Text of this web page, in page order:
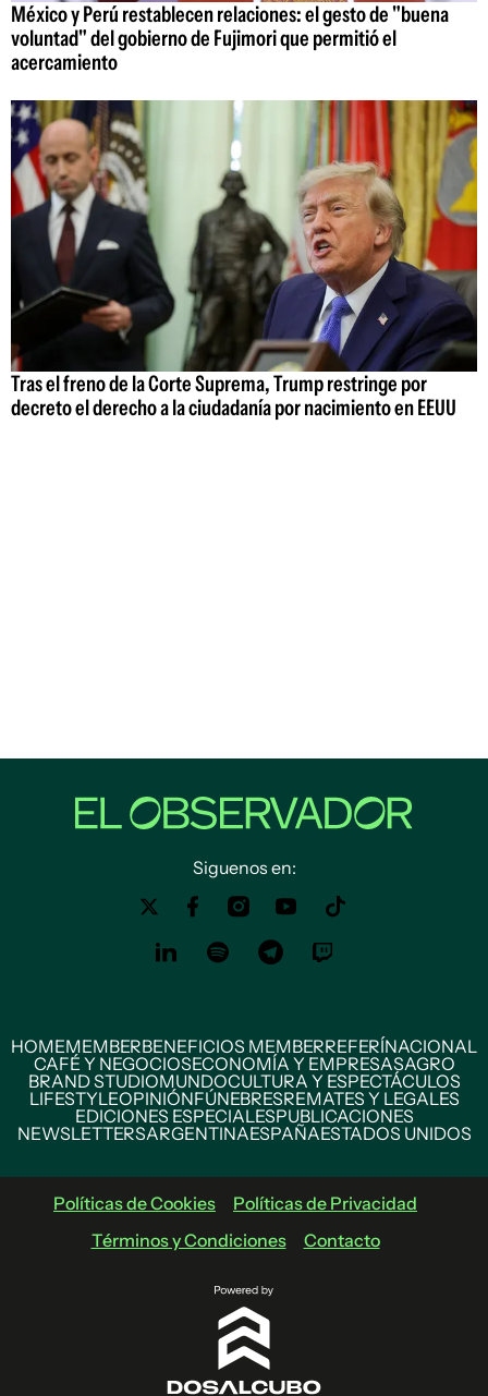
México y Perú restablecen relaciones: el gesto de "buena
voluntad" del gobierno de Fujimori que permitió el
acercamiento
Tras el freno de la Corte Suprema, Trump restringe por
decreto el derecho a la ciudadanía por nacimiento en EEUU
Siguenos en:
HOMEMEMBERBENEFICIOS MEMBERREFERÍNACIONAL
CAFÉ Y NEGOCIOSECONOMÍA Y EMPRESASAGRO
BRAND STUDIOMUNDOCULTURA Y ESPECTÁCULOS
LIFESTYLEOPINIÓNFÚNEBRESREMATES Y LEGALES
EDICIONES ESPECIALESPUBLICACIONES
NEWSLETTERSARGENTINAESPAÑAESTADOS UNIDOS
Políticas de Cookies
Políticas de Privacidad
Términos y Condiciones
Contacto